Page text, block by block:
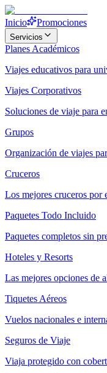
Inicio Promociones
Servicios
Planes Académicos
Viajes educativos para
Viajes Corporativos
Soluciones de viaje para
Grupos
Organización de viajes
Cruceros
Los mejores cruceros por
Paquetes Todo Incluido
Paquetes completos sin
Hoteles y Resorts
Las mejores opciones de
Tiquetes Aéreos
Vuelos nacionales e
Seguros de Viaje
Viaja protegido con